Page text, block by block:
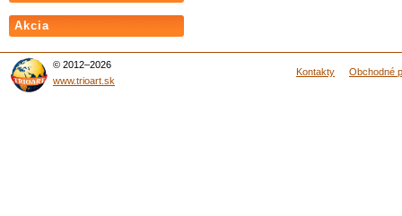
Akcia
© 2012–2026
www.trioart.sk
Kontakty Obchodné